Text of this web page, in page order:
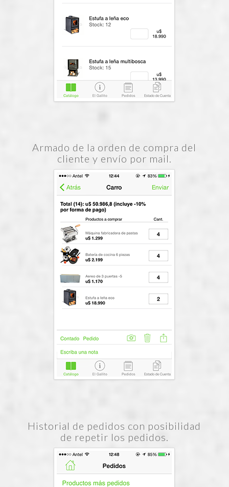
Armado de la orden de compra del
cliente y envío por mail.
Historial de pedidos con posibilidad
de repetir los pedidos.